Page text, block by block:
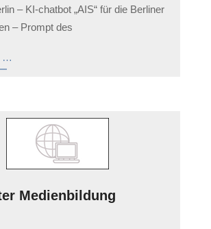
– KI-chatbot „AIS“ für die Berliner
– Prompt des
…
Medienbildung